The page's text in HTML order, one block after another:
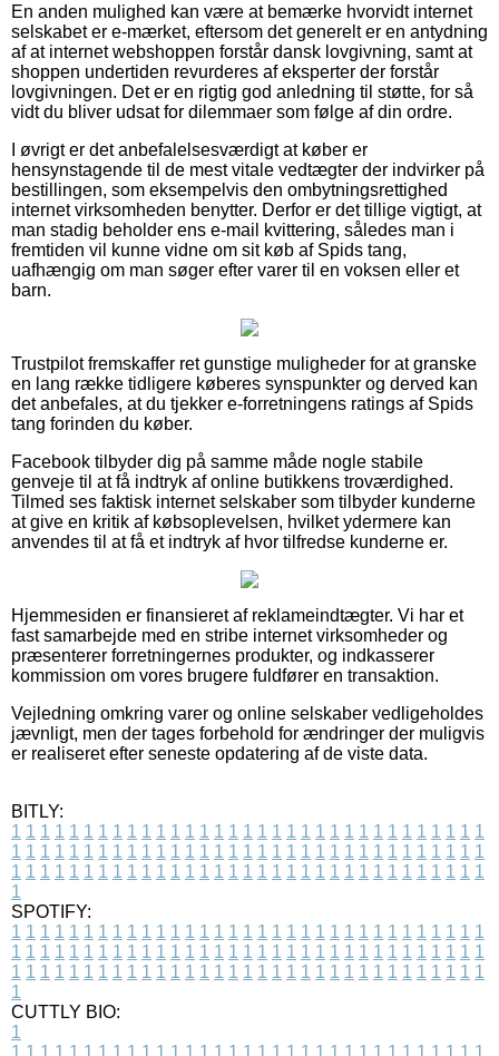
En anden mulighed kan være at bemærke hvorvidt internet
selskabet er e-mærket, eftersom det generelt er en antydning
af at internet webshoppen forstår dansk lovgivning, samt at
shoppen undertiden revurderes af eksperter der forstår
lovgivningen. Det er en rigtig god anledning til støtte, for så
vidt du bliver udsat for dilemmaer som følge af din ordre.
I øvrigt er det anbefalelsesværdigt at køber er
hensynstagende til de mest vitale vedtægter der indvirker på
bestillingen, som eksempelvis den ombytningsrettighed
internet virksomheden benytter. Derfor er det tillige vigtigt, at
man stadig beholder ens e-mail kvittering, således man i
fremtiden vil kunne vidne om sit køb af Spids tang,
uafhængig om man søger efter varer til en voksen eller et
barn.
Trustpilot fremskaffer ret gunstige muligheder for at granske
en lang række tidligere køberes synspunkter og derved kan
det anbefales, at du tjekker e-forretningens ratings af Spids
tang forinden du køber.
Facebook tilbyder dig på samme måde nogle stabile
genveje til at få indtryk af online butikkens troværdighed.
Tilmed ses faktisk internet selskaber som tilbyder kunderne
at give en kritik af købsoplevelsen, hvilket ydermere kan
anvendes til at få et indtryk af hvor tilfredse kunderne er.
Hjemmesiden er finansieret af reklameindtægter. Vi har et
fast samarbejde med en stribe internet virksomheder og
præsenterer forretningernes produkter, og indkasserer
kommission om vores brugere fuldfører en transaktion.
Vejledning omkring varer og online selskaber vedligeholdes
jævnligt, men der tages forbehold for ændringer der muligvis
er realiseret efter seneste opdatering af de viste data.
BITLY:
1 1 1 1 1 1 1 1 1 1 1 1 1 1 1 1 1 1 1 1 1 1 1 1 1 1 1 1 1 1 1 1 1
1 1 1 1 1 1 1 1 1 1 1 1 1 1 1 1 1 1 1 1 1 1 1 1 1 1 1 1 1 1 1 1 1
1 1 1 1 1 1 1 1 1 1 1 1 1 1 1 1 1 1 1 1 1 1 1 1 1 1 1 1 1 1 1 1 1
1
SPOTIFY:
1 1 1 1 1 1 1 1 1 1 1 1 1 1 1 1 1 1 1 1 1 1 1 1 1 1 1 1 1 1 1 1 1
1 1 1 1 1 1 1 1 1 1 1 1 1 1 1 1 1 1 1 1 1 1 1 1 1 1 1 1 1 1 1 1 1
1 1 1 1 1 1 1 1 1 1 1 1 1 1 1 1 1 1 1 1 1 1 1 1 1 1 1 1 1 1 1 1 1
1
CUTTLY BIO:
1
1 1 1 1 1 1 1 1 1 1 1 1 1 1 1 1 1 1 1 1 1 1 1 1 1 1 1 1 1 1 1 1 1